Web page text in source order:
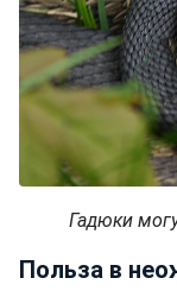
Гадюки
Польза в